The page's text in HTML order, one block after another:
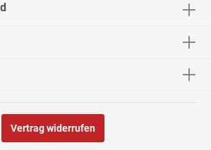
▼
Vertrag widerrufen